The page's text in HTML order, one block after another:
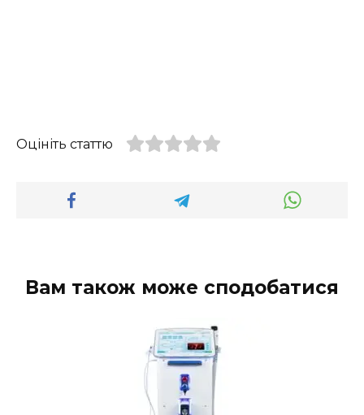
Оцініть статтю
Вам також може сподобатися